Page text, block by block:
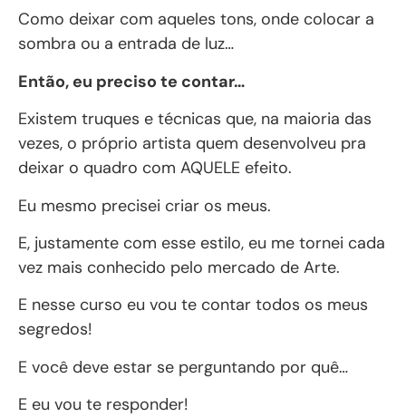
Como deixar com aqueles tons, onde colocar a
sombra ou a entrada de luz…
Então, eu preciso te contar…
Existem truques e técnicas que, na maioria das
vezes, o próprio artista quem desenvolveu pra
deixar o quadro com AQUELE efeito.
Eu mesmo precisei criar os meus.
E, justamente com esse estilo, eu me tornei cada
vez mais conhecido pelo mercado de Arte.
E nesse curso eu vou te contar todos os meus
segredos!
E você deve estar se perguntando por quê…
E eu vou te responder!